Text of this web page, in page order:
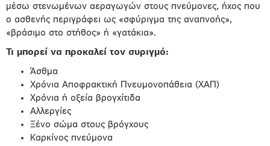
μέσω στενωμένων αεραγωγών στους πνεύμονες, ήχος που
ο ασθενής περιγράφει ως «σφύριγμα της αναπνοής»,
«βράσιμο στο στήθος» ή «γατάκια».
Τι μπορεί να προκαλεί τον συριγµό:
Άσθµα
Χρόνια Αποφρακτική Πνευμονοπάθεια (ΧΑΠ)
Χρόνια ή οξεία βρογχίτιδα
Αλλεργίες
Ξένο σώμα στους βρόγχους
Καρκίνος πνεύμονα